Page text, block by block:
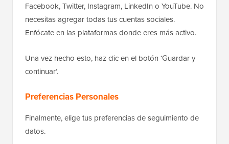
Facebook, Twitter, Instagram, LinkedIn o YouTube. No
necesitas agregar todas tus cuentas sociales.
Enfócate en las plataformas donde eres más activo.
Una vez hecho esto, haz clic en el botón ‘Guardar y
continuar’.
Preferencias Personales
Finalmente, elige tus preferencias de seguimiento de
datos.